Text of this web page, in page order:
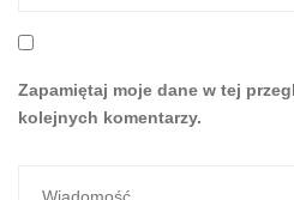
Zapamiętaj moje dane w tej
kolejnych komentarzy.